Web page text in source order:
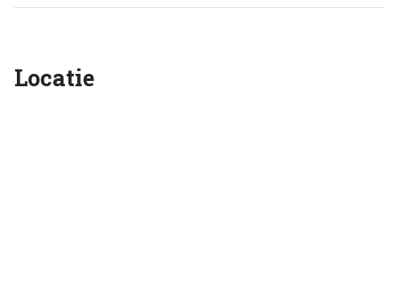
Locatie